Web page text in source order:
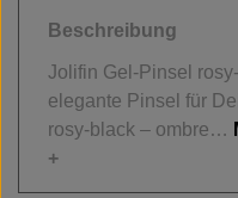
Beschreibung
Jolifin Gel-Pinsel
elegante Pinsel für
rosy-black – ombre…